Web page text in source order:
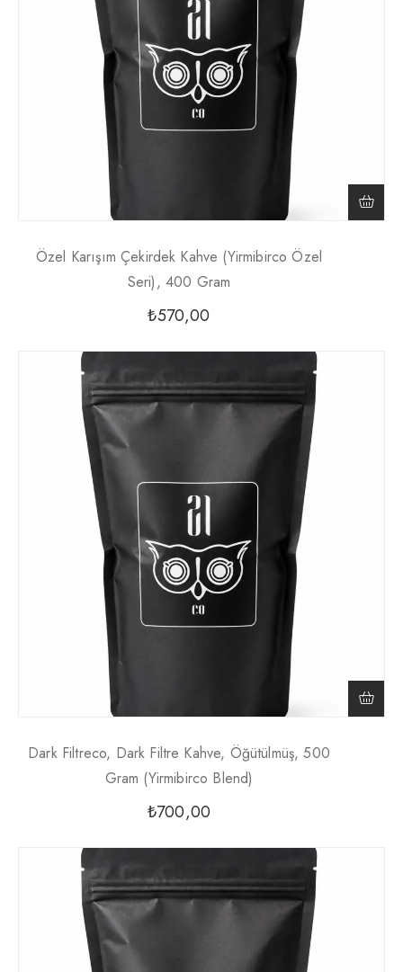
Özel Karışım Çekirdek Kahve (Yirmibirco Özel
Seri), 400 Gram
₺570,00
Dark Filtreco, Dark Filtre Kahve, Öğütülmüş, 500
Gram (yirmibirco Blend)
₺700,00